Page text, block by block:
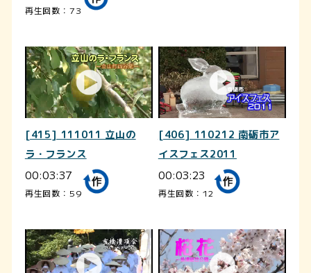
再生回数：73
[415] 111011 立山の
ラ・フランス
00:03:37
再生回数：59
[406] 110212 南砺市ア
イスフェス2011
00:03:23
再生回数：12